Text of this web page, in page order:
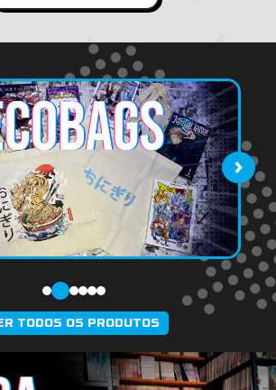
›
TODOS OS PRODUTOS